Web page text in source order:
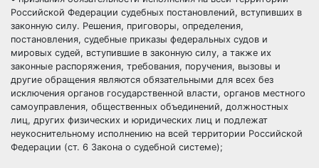
Российской Федерации судебных постановлений, вступивших в
законную силу. Решения, приговоры, определения,
постановления, судебные приказы федеральных судов и
мировых судей, вступившие в законную силу, а также их
законные распоряжения, требования, поручения, вызовы и
другие обращения являются обязательными для всех без
исключения органов государственной власти, органов местного
самоуправления, общественных объединений, должностных
лиц, других физических и юридических лиц и подлежат
неукоснительному исполнению на всей территории Российской
Федерации (ст. 6 Закона о судебной системе);